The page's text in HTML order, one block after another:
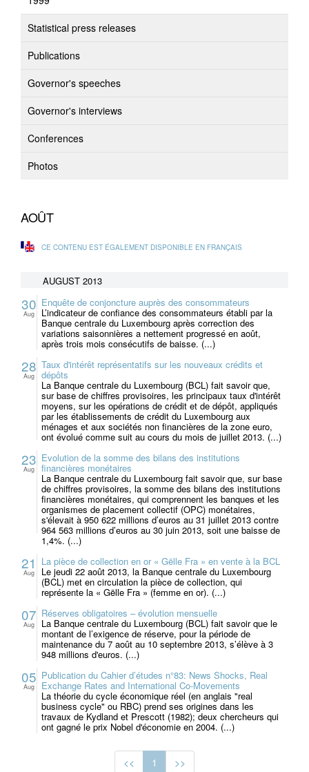
Statistical press releases
Publications
Governor's speeches
Governor's interviews
Conferences
Photos
AOÛT
CE CONTENU EST ÉGALEMENT DISPONIBLE EN FRANÇAIS
AUGUST 2013
30
Aug
Enquête de conjoncture auprès des consommateurs
L’indicateur de confiance des consommateurs établi par la
Banque centrale du Luxembourg après correction des
variations saisonnières a nettement progressé en août,
après trois mois consécutifs de baisse. (...)
28
Aug
Taux d'intérêt représentatifs sur les nouveaux crédits et
dépôts
La Banque centrale du Luxembourg (BCL) fait savoir que,
sur base de chiffres provisoires, les principaux taux d'intérêt
moyens, sur les opérations de crédit et de dépôt, appliqués
par les établissements de crédit du Luxembourg aux
ménages et aux sociétés non financières de la zone euro,
ont évolué comme suit au cours du mois de juillet 2013. (...)
23
Aug
Evolution de la somme des bilans des institutions
financières monétaires
La Banque centrale du Luxembourg fait savoir que, sur base
de chiffres provisoires, la somme des bilans des institutions
financières monétaires, qui comprennent les banques et les
organismes de placement collectif (OPC) monétaires,
s'élevait à 950 622 millions d’euros au 31 juillet 2013 contre
964 563 millions d’euros au 30 juin 2013, soit une baisse de
1,4%. (...)
21
Aug
La pièce de collection en or « Gëlle Fra » en vente à la BCL
Le jeudi 22 août 2013, la Banque centrale du Luxembourg
(BCL) met en circulation la pièce de collection, qui
représente la « Gëlle Fra » (femme en or). (...)
07
Aug
Réserves obligatoires – évolution mensuelle
La Banque centrale du Luxembourg (BCL) fait savoir que le
montant de l’exigence de réserve, pour la période de
maintenance du 7 août au 10 septembre 2013, s’élève à 3
948 millions d'euros. (...)
05
Aug
Publication du Cahier d’études n°83: News Shocks, Real
Exchange Rates and International Co-Movements
La théorie du cycle économique réel (en anglais "real
business cycle" ou RBC) prend ses origines dans les
travaux de Kydland et Prescott (1982); deux chercheurs qui
ont gagné le prix Nobel d'économie en 2004. (...)
<< 1 >>